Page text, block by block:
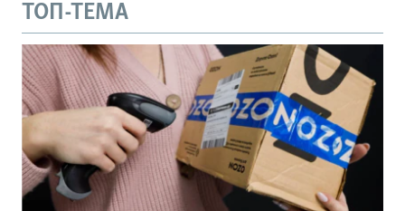
ТОП-ТЕМА